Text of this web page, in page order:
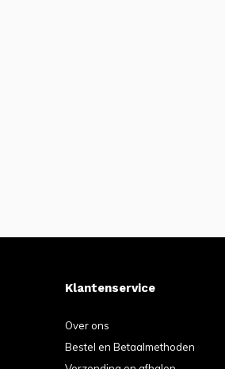
Klantenservice
Over ons
Bestel en Betaalmethoden